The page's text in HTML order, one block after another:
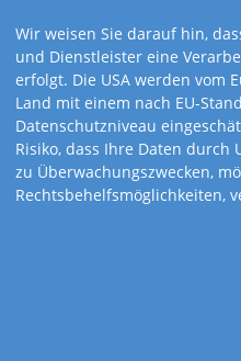
Wir weisen Sie darauf hin,
und Dienstleister eine
erfolgt. Die USA werden vom
Land mit einem nach EU-
Datenschutzniveau
Risiko, dass Ihre Daten durch
zu Überwachungszwecken,
Rechtsbehelfsmöglichkeiten,